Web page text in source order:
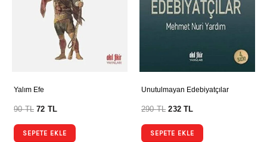
Yalım Efe
90TL 72 TL
SEPETE EKLE
Unutulmayan Edebiyatçılar
290TL 232TL
SEPETE EKLE